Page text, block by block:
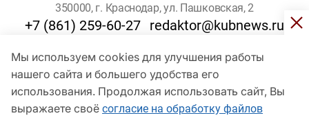
Мы используем cookies для улучшения работы
нашего сайта и большего удобства его
использования. Продолжая использовать сайт, Вы
выражаете своё согласие на обработку файлов
350000, г. Краснодар, ул. Пашковская, 2
+7 (861) 259-60-27 redaktor@kubnews.ru
Для пользователей старше 16 лет
© Кубанские Новости, 2017
Сетевое издание «kubnews» зарегистрировано Федеральной
службой по надзору в сфере связи, информационных технологий